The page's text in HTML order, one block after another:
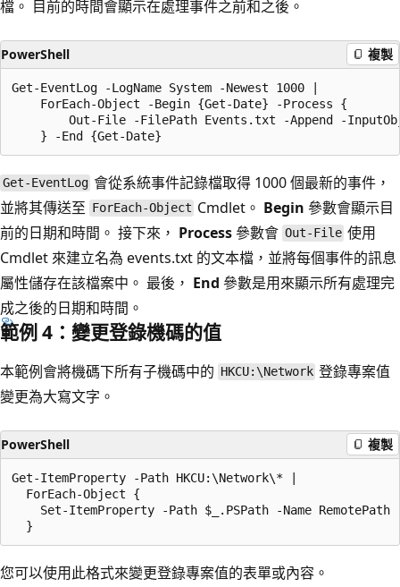
檔。 目前的時間會顯示在處理事件之前和之後。
PowerShell 複製
Get-EventLog -LogName System -Newest 1000 |
    ForEach-Object -Begin {Get-Date} -Process {
Out-File -FilePath Events.txt -Append -
Get-EventLog 會從系統事件記錄檔取得 1000 個最新的事件，
並將其傳送至 ForEach-Object Cmdlet。 Begin 參數會顯示目
前的日期和時間。 接下來， Process參數會 Out-File 使用
Cmdlet 來建立名為 events.txt 的文本檔，並將每個事件的訊息
屬性儲存在該檔案中。 最後， End 參數是用來顯示所有處理完
成之後的日期和時間。
範例 4：變更登錄機碼的值
本範例會將機碼下所有子機碼中的 HKCU:\Network 登錄專案值
變更為大寫文字。
PowerShell 複製
Get-ItemProperty -Path HKCU:\Network\* |
  ForEach-Object {
Set-ItemProperty -Path $_.PSPath -Name RemotePath
您可以使用此格式來變更登錄專案值的表單或內容。